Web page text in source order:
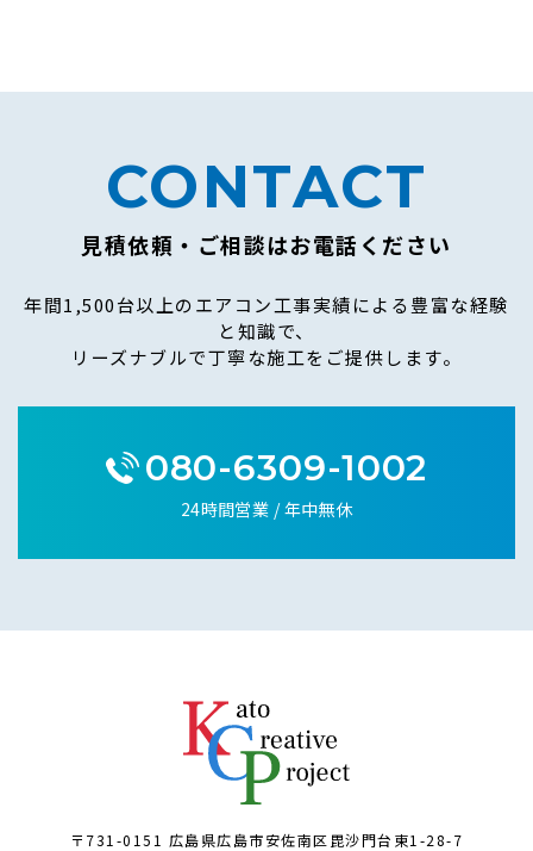
CONTACT
見積依頼・ご相談はお電話ください
年間1,500台以上のエアコン工事実績による豊富な経験
と知識で、
リーズナブルで丁寧な施工をご提供します。
080-6309-1002
24時間営業 / 年中無休
〒731-0151 広島県広島市安佐南区毘沙門台東1-28-7